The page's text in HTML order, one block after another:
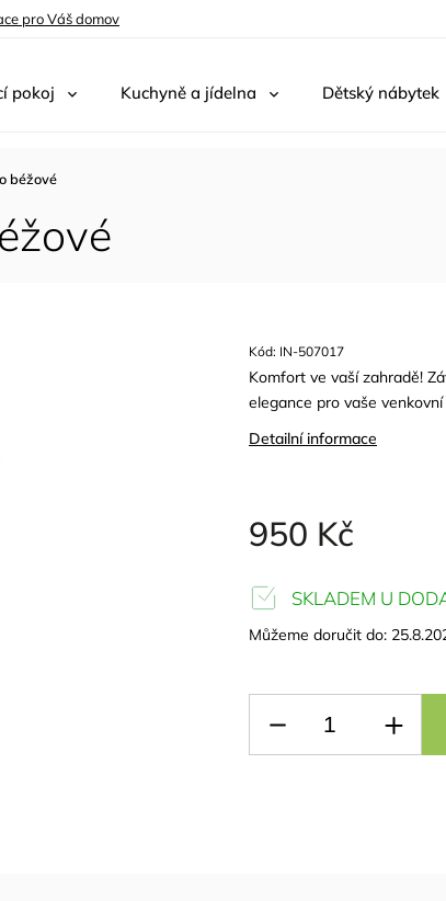
pro Váš domov
pokoj Kuchyně a jídelna Dětský nábytek
béžové
950 Kč
Kód: IN-507017
Komfort ve vaší zahradě!
elegance pro vaše
Detailní informace
SKLADEM U
Můžeme doručit do: